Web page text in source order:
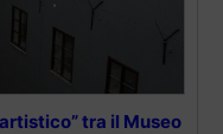
tra il Museo